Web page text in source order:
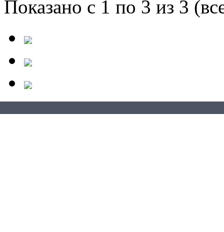
Показано с 1 по 3 из 3